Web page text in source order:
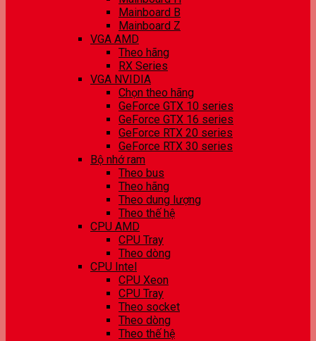
Mainboard B
Mainboard Z
VGA AMD
Theo hãng
RX Series
VGA NVIDIA
Chọn theo hãng
GeForce GTX 10 series
GeForce GTX 16 series
GeForce RTX 20 series
GeForce RTX 30 series
Bộ nhớ ram
Theo bus
Theo hãng
Theo dung lượng
Theo thế hệ
CPU AMD
CPU Tray
Theo dòng
CPU Intel
CPU Xeon
CPU Tray
Theo socket
Theo dòng
Theo thế hệ